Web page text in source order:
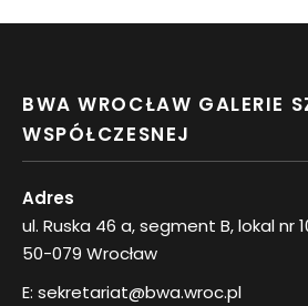
BWA WROCŁAW GALERIE
WSPÓŁCZESNEJ
Adres
ul. Ruska 46 a, segment B, lokal nr
50-079 Wrocław
E: sekretariat@bwa.wroc.pl